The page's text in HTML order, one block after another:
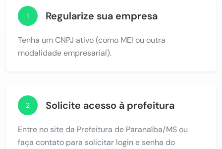
1 Regularize sua empresa
Tenha um CNPJ ativo (como MEI ou outra
modalidade empresarial).
2 Solicite acesso à prefeitura
Entre no site da Prefeitura de Paranaíba/MS ou
faça contato para solicitar login e senha do